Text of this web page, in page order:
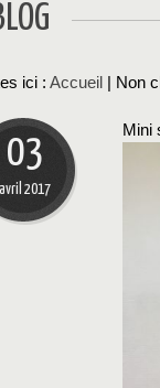
ici : Accueil | Non
03
avril 2017
Mini